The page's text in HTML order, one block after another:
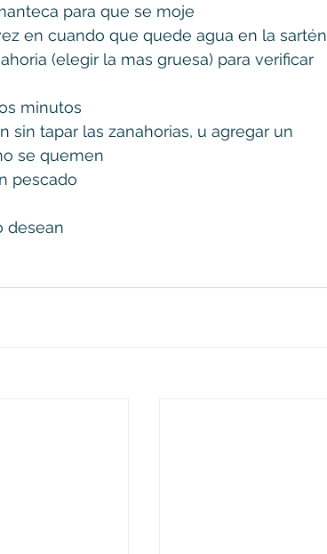
para que se moje
en cuando que quede agua en la sartén
(elegir la mas gruesa) para verificar
minutos
sin tapar las zanahorias, u agregar un
se quemen
pescado
desean